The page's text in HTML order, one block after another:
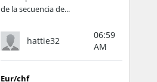
de la secuencia de...
hattie32
06:59
AM
Eur/chf